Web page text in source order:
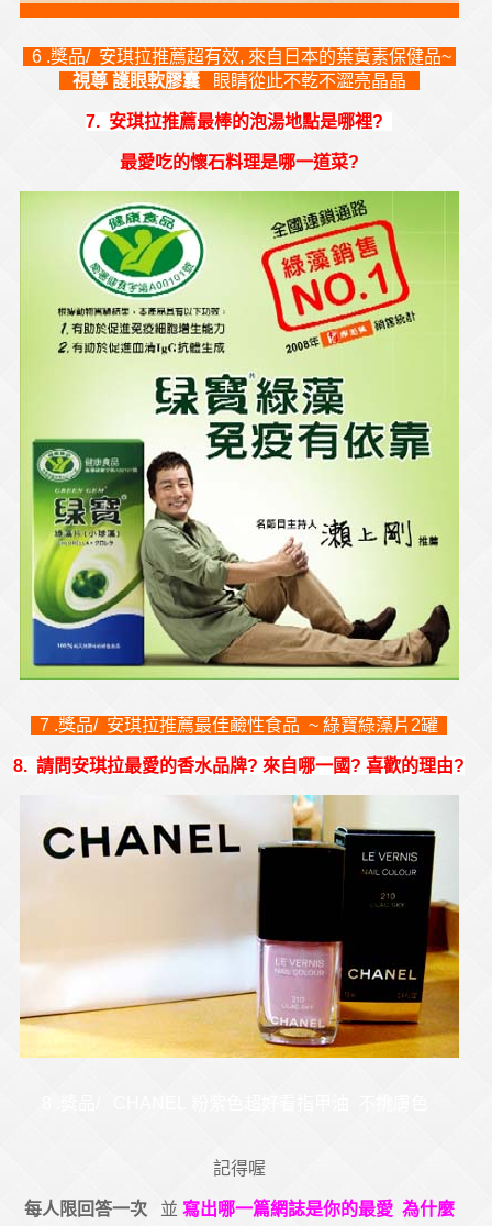
6 .獎品/ 安琪拉推薦超有效, 來自日本的葉黃素保健品~
視尊 護眼軟膠囊
眼睛從此不乾不澀亮晶晶
7. 安琪拉推薦最棒的泡湯地點是哪裡?
最愛吃的懷石料理是哪一道菜?
7 .獎品/ 安琪拉推薦最佳鹼性食品 ~ 綠寶綠藻片2罐
8. 請問安琪拉最愛的香水品牌? 來自哪一國? 喜歡的理由?
記得喔
每人限回答一次並 寫出哪一篇網誌是你的最愛 為什麼